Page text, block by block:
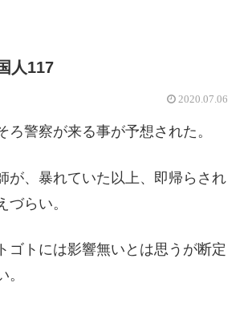
人117
2020.07.06
ろ警察が来る事が予想された。
が、暴れていた以上、即帰らされ
づらい。
ゴトには影響無いとは思うが断定